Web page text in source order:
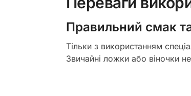
Правильний смак
Тільки з використанням
Звичайні ложки або віночки